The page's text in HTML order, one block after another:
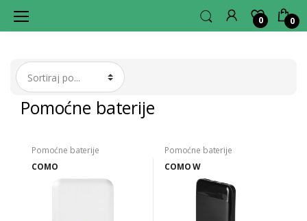
LAGERHUB
0 0
Pomoćne baterije
Pomoćne baterije
COMO
Pomoćne baterije
COMO W